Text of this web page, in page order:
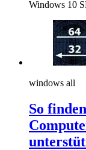
Windows 10
windows all
So